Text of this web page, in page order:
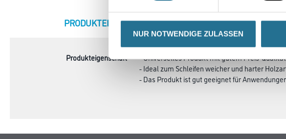
NUR NOTWENDIGE ZULASSEN
CURRENT
PRODUKTEIGENSCHAFTEN ZUSATZINFOS
Produkteigenschaft
- Universelles Produkt mit gutem Preis-
- Ideal zum Schleifen weicher und harter
- Das Produkt ist gut geeignet für